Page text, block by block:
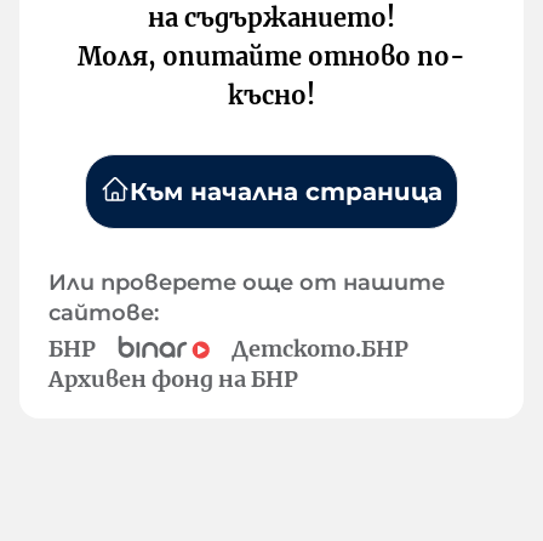
на съдържанието!
Моля, опитайте отново по-
късно!
Към начална страница
Или проверете още от нашите
сайтове:
БНР
Детското.БНР
Архивен фонд на БНР